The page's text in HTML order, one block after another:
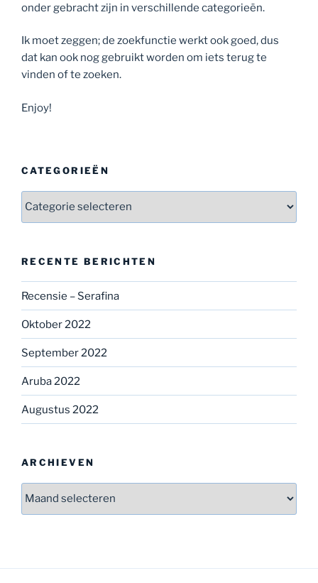
onder gebracht zijn in verschillende categorieën.
Ik moet zeggen; de zoekfunctie werkt ook goed, dus
dat kan ook nog gebruikt worden om iets terug te
vinden of te zoeken.
Enjoy!
CATEGORIEËN
RECENTE BERICHTEN
Recensie – Serafina
Oktober 2022
September 2022
Aruba 2022
Augustus 2022
ARCHIEVEN